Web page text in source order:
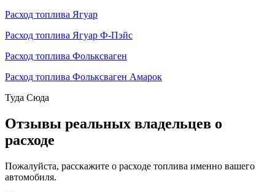
Расход топлива Ягуар
Расход топлива Ягуар Ф-Пэйс
Расход топлива Фольксваген
Расход топлива Фольксваген Амарок
Туда Сюда
Отзывы реальных владельцев о
расходе
Пожалуйста, расскажите о расходе топлива именно вашего
автомобиля.